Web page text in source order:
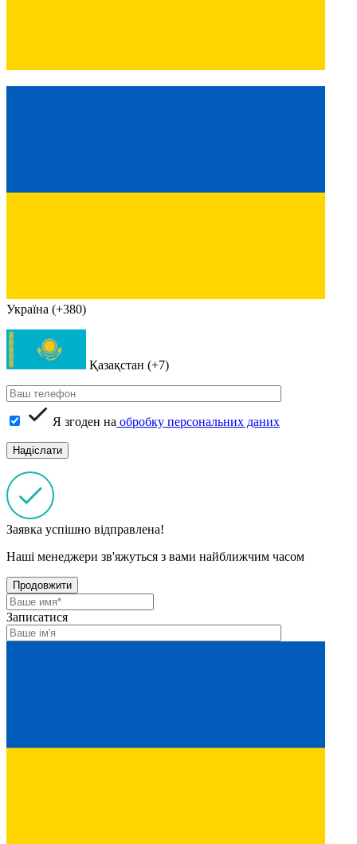
Україна (+380)
Қазақстан (+7)
Я згоден на обробку персональних даних
Заявка успішно відправлена!
Наші менеджери зв'яжуться з вами найближчим часом
Продовжити
Записатися